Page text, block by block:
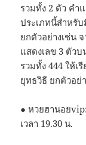
รวมทั้ง 2 ตัว คำ
ประเภทนี้สำหรั
ยกตัวอย่างเช่น
แสดงเลข 3 ตัว
รวมทั้ง 444 ให้
ยุทธวิธี ยกตัวอย่
● หวยฮานอย
เวลา 19.30 น.